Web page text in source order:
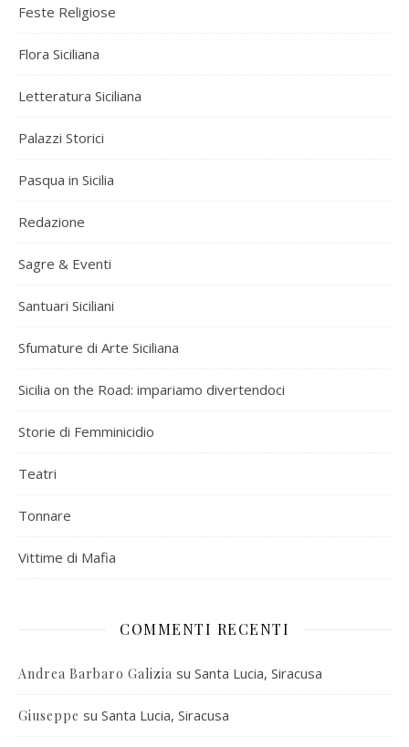
Feste Religiose
Flora Siciliana
Letteratura Siciliana
Palazzi Storici
Pasqua in Sicilia
Redazione
Sagre & Eventi
Santuari Siciliani
Sfumature di Arte Siciliana
Sicilia on the Road: impariamo divertendoci
Storie di Femminicidio
Teatri
Tonnare
Vittime di Mafia
COMMENTI RECENTI
Andrea Barbaro Galizia su Santa Lucia, Siracusa
Giuseppe su Santa Lucia, Siracusa